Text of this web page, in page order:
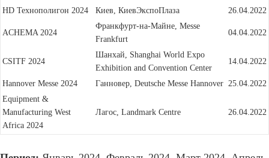
НD Технополигон 2024
Киев, КиевЭкспоПлаза 26.04.2022
ACHEMA 2024
Франкфурт-на-Майне, Messe
Frankfurt
04.04.2022
CSITF 2024
Шанхай, Shanghai World Expo
Exhibition and Convention Center
14.04.2022
Hannover Messe 2024 Ганновер, Deutsche Messe Hannover 25.04.2022
Equipment &
Manufacturing West
Africa 2024
Лагос, Landmark Centre 26.04.2022